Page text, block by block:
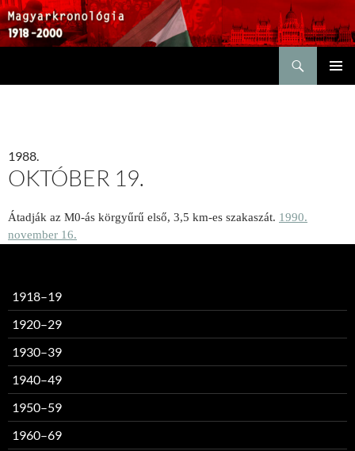
1988.
OKTÓBER 19.
Átadják az M0-ás körgyűrű első, 3,5 km-es szakaszát. 1990.
november 16.
1918–19
1920–29
1930–39
1940–49
1950–59
1960–69